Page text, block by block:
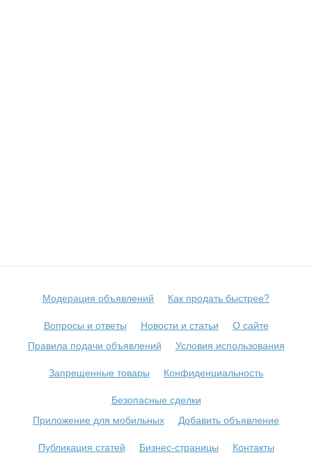
Модерация объявлений
Как продать быстрее?
Вопросы и ответы
Новости и статьи
О сайте
Правила подачи объявлений
Условия использования
Запрещенные товары
Конфиденциальность
Безопасные сделки
Приложение для мобильных
Добавить объявление
Публикация статей
Бизнес-страницы Контакты